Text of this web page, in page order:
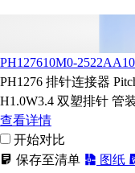
PH127610M0-
PH1276 排针连接器
H1.0W3.4 双塑排针 管
查看详情
开始对比
保存至清单
图纸